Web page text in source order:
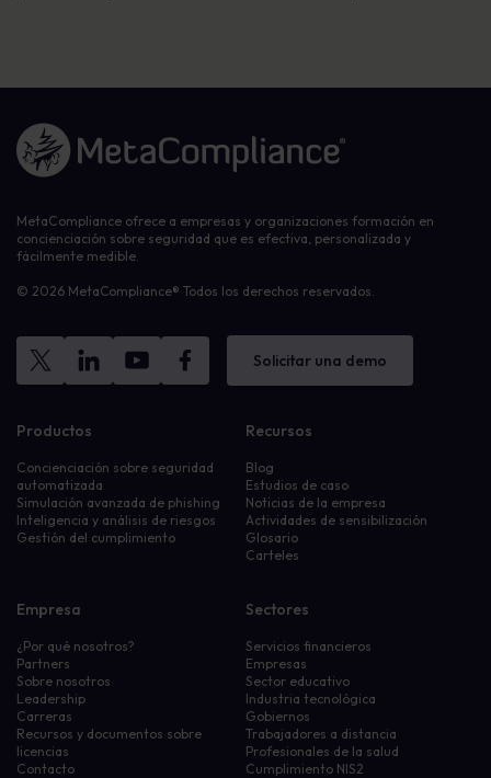
Enlace a la página de inicio
MetaCompliance ofrece a empresas y organizaciones formación en
concienciación sobre seguridad que es efectiva, personalizada y
fácilmente medible.
© 2026 MetaCompliance® Todos los derechos reservados.
Solicitar una demo
Productos
Concienciación sobre seguridad
automatizada
Simulación avanzada de phishing
Inteligencia y análisis de riesgos
Gestión del cumplimiento
Recursos
Blog
Estudios de caso
Noticias de la empresa
Actividades de sensibilización
Glosario
Carteles
Empresa
¿Por qué nosotros?
Partners
Sobre nosotros
Leadership
Carreras
Recursos y documentos sobre
licencias
Contacto
Sectores
Servicios financieros
Empresas
Sector educativo
Industria tecnológica
Gobiernos
Trabajadores a distancia
Profesionales de la salud
Cumplimiento NIS2